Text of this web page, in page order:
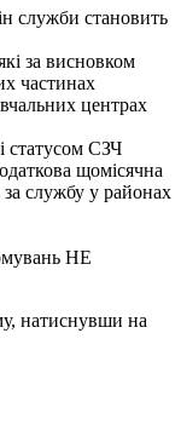
служби становить
за висновком
частинах
центрах
статусом СЗЧ
щомісячна
за службу у районах
НЕ
натиснувши на